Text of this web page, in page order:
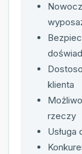
klienta
rzeczy